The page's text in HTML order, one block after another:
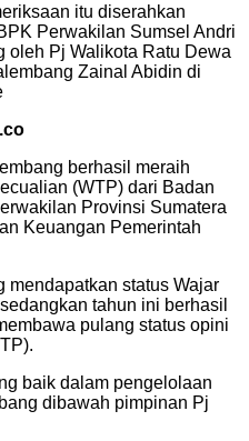
itu diserahkan
Perwakilan Sumsel Andri
oleh Pj Walikota Ratu Dewa
Zainal Abidin di
berhasil meraih
(WTP) dari Badan
Provinsi Sumatera
Keuangan Pemerintah
mendapatkan status Wajar
tahun ini berhasil
pulang status opini
baik dalam pengelolaan
dibawah pimpinan Pj